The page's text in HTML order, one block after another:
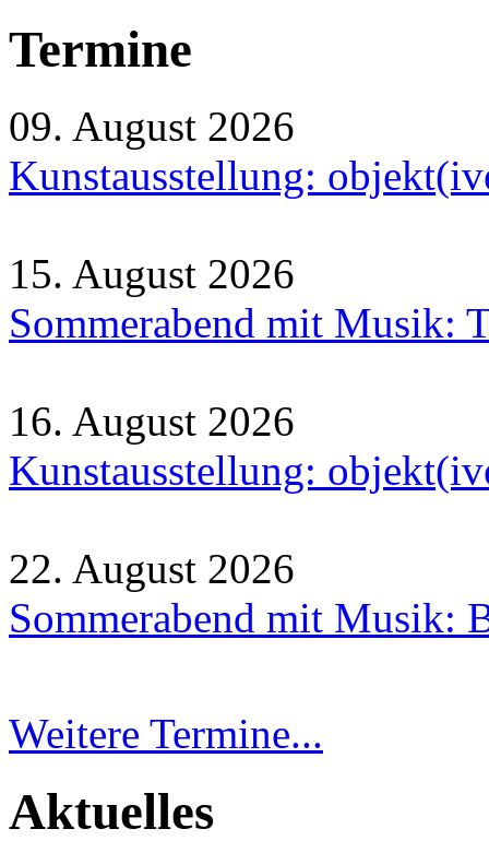
Termine
09. August 2026
Kunstausstellung:
15. August 2026
Sommerabend mit Musik:
16. August 2026
Kunstausstellung:
22. August 2026
Sommerabend mit Musik:
Weitere Termine...
Aktuelles